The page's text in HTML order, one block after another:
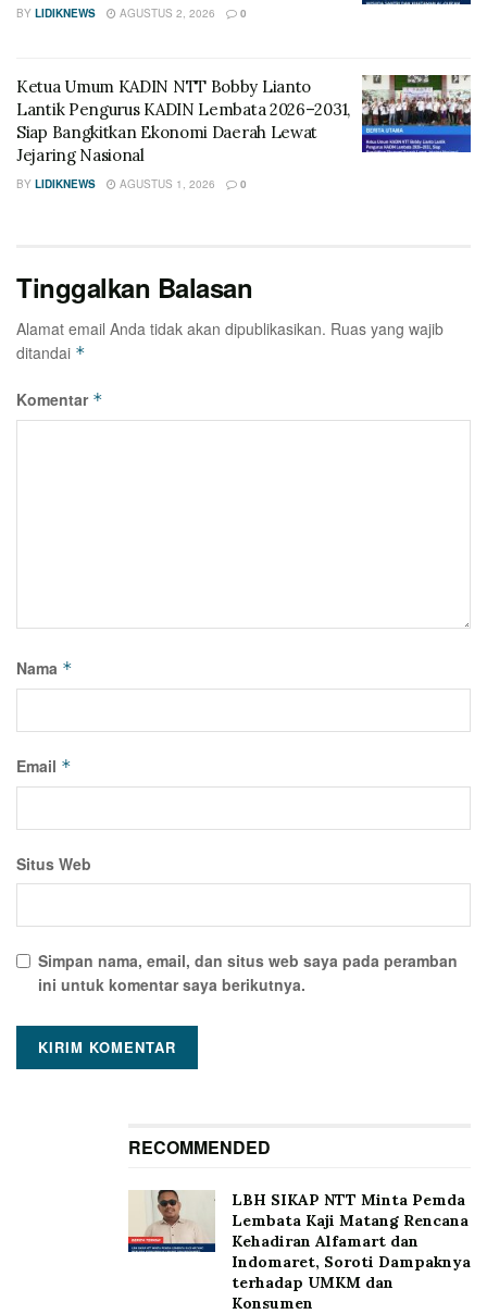
BY LIDIKNEWS AGUSTUS 2, 2026 0
Ketua Umum KADIN NTT Bobby Lianto
Lantik Pengurus KADIN Lembata 2026–2031,
Siap Bangkitkan Ekonomi Daerah Lewat
Jejaring Nasional
BY LIDIKNEWS AGUSTUS 1, 2026 0
Tinggalkan Balasan
Alamat email Anda tidak akan dipublikasikan. Ruas yang wajib
ditandai *
Komentar *
Nama *
Email *
Situs Web
Simpan nama, email, dan situs web saya pada peramban
ini untuk komentar saya berikutnya.
RECOMMENDED
LBH SIKAP NTT Minta Pemda
Lembata Kaji Matang Rencana
Kehadiran Alfamart dan
Indomaret, Soroti Dampaknya
terhadap UMKM dan
Konsumen